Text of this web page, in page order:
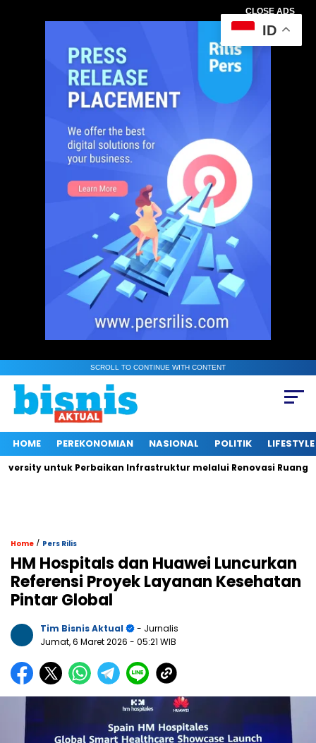
CLOSE ADS
SCROLL TO CONTINUE WITH CONTENT
HOME PEREKONOMIAN NASIONAL POLITIK LIFESTYLE
untuk Perbaikan Infrastruktur melalui Renovasi Ruang
Home / Pers Rilis
HM Hospitals dan Huawei Luncurkan
Referensi Proyek Layanan Kesehatan
Pintar Global
Tim Bisnis Aktual
- Jurnalis
Jumat, 6 Maret 2026 - 05:21 WIB
ID